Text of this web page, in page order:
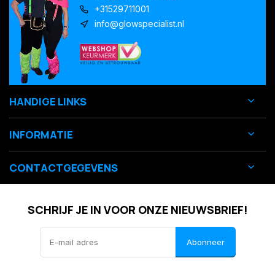
+31529711001
info@glowspecialist.nl
HANDIGE LINKS
INFORMATIE
CONTACTGEGEVENS
SCHRIJF JE IN VOOR ONZE NIEUWSBRIEF!
Abonneer